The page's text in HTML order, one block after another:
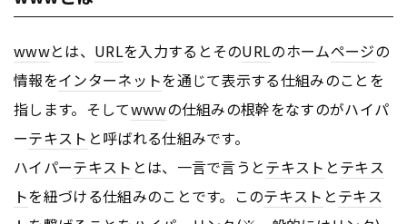
wwwとは、 URLを入力するとそのURLのホームページの
情報をインターネットを通じて表示する仕組みのことを
指します。そしてwwwの仕組みの根幹をなすのがハイパ
ーテキスト と呼ばれる仕組みです。
ハイパーテキスト とは、一言で言うとテキスト とテキス
トを紐づける仕組みのことです。このテキスト とテキス